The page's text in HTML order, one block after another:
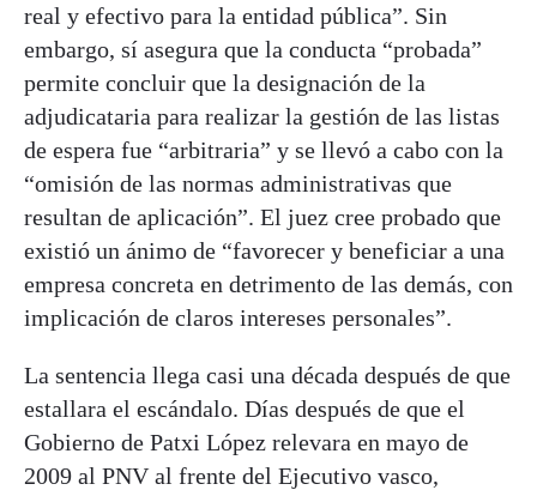
real y efectivo para la entidad pública”. Sin
embargo, sí asegura que la conducta “probada”
permite concluir que la designación de la
adjudicataria para realizar la gestión de las listas
de espera fue “arbitraria” y se llevó a cabo con la
“omisión de las normas administrativas que
resultan de aplicación”. El juez cree probado que
existió un ánimo de “favorecer y beneficiar a una
empresa concreta en detrimento de las demás, con
implicación de claros intereses personales”.
La sentencia llega casi una década después de que
estallara el escándalo. Días después de que el
Gobierno de Patxi López relevara en mayo de
2009 al PNV al frente del Ejecutivo vasco,